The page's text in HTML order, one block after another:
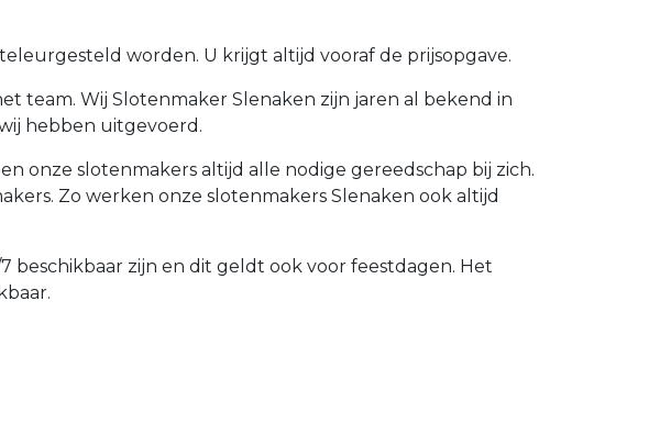
worden. U krijgt altijd vooraf de prijsopgave.
team. Wij Slotenmaker Slenaken zijn jaren al bekend in
hebben uitgevoerd.
onze slotenmakers altijd alle nodige gereedschap bij zich.
Zo werken onze slotenmakers Slenaken ook altijd
zijn en dit geldt ook voor feestdagen. Het